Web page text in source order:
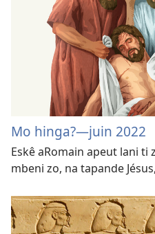
Mo hinga?—juin 2022
Eskê aRomain apeut lani ti
mbeni zo, na tapande